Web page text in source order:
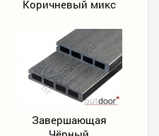
Коричневый микс
Завершающая